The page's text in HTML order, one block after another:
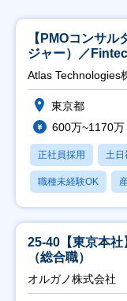
【PMOコンサ
ジャー）／
Atlas Technologies
東京都
600万~1170万
正社員採用 土日
職種未経験OK
25-40【東京本
（総合職）
オルガノ株式会社